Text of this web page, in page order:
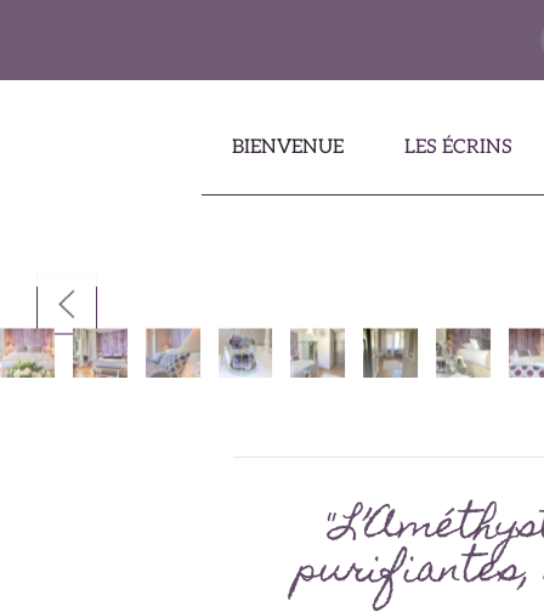
BIENVENUE LES ÉCRINS
purifiantes,